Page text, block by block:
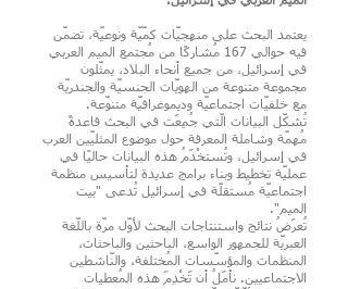
يعتمد البحث على منهجيّات كمّيّة ونوعيّة، تضمّن
فيه حوالي 167 مُشاركًا من مُجتمع الميم العربي
في إسرائيل، من جميع أنحاء البلاد، يمثّلون
مجموعة متنوعة من الهويّات الجنسيّة والجندريّة
مع خلفيّات اجتماعيّة وديموغرافيّة متنوّعة.
تُشكّل البيانات الّتي جُمِعَت في البحث قاعدةً
مُهمّة وشاملة المعرفة حول موضوع المثليّين العرب
في إسرائيل، وتُستخْدَمُ هذه البيانات حاليًا في
عمليّة تخطيط وبناء برامج عديدة لتأسيس منظمة
اجتماعيّة مُستقلّة في إسرائيل تُدعى "بيت
الميم".
تُعرَضُ نتائج واستنتاجات البحث لأوّل مرّة باللّغة
العبريّة للجمهور الواسع، الباحثين والباحثات،
المنظمات والمؤسّسات المُختلفة، والنّاشطين
الاجتماعيين. نأمَلُ أن تَخْدِمَ هذه المُعطيات